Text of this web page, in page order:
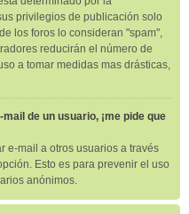
privilegios de publicación solo
los foros lo consideran "spam",
reducirán el número de
a tomar medidas mas drásticas,
de un usuario, ¡me pide que
e-mail a otros usuarios a través
Esto es para prevenir el uso
anónimos.